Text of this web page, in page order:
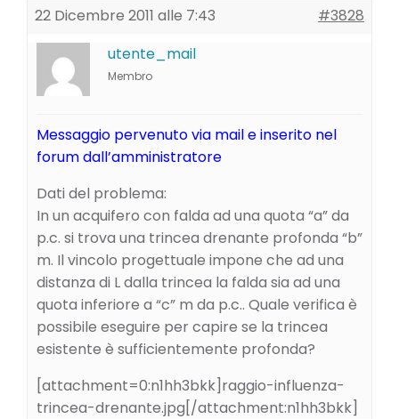
22 Dicembre 2011 alle 7:43
#3828
utente_mail
Membro
Messaggio pervenuto via mail e inserito nel
forum dall’amministratore
Dati del problema:
In un acquifero con falda ad una quota “a” da
p.c. si trova una trincea drenante profonda “b”
m. Il vincolo progettuale impone che ad una
distanza di L dalla trincea la falda sia ad una
quota inferiore a “c” m da p.c.. Quale verifica è
possibile eseguire per capire se la trincea
esistente è sufficientemente profonda?
[attachment=0:n1hh3bkk] raggio-influenza-
trincea-drenante.jpg[/attachment:n1hh3bkk]